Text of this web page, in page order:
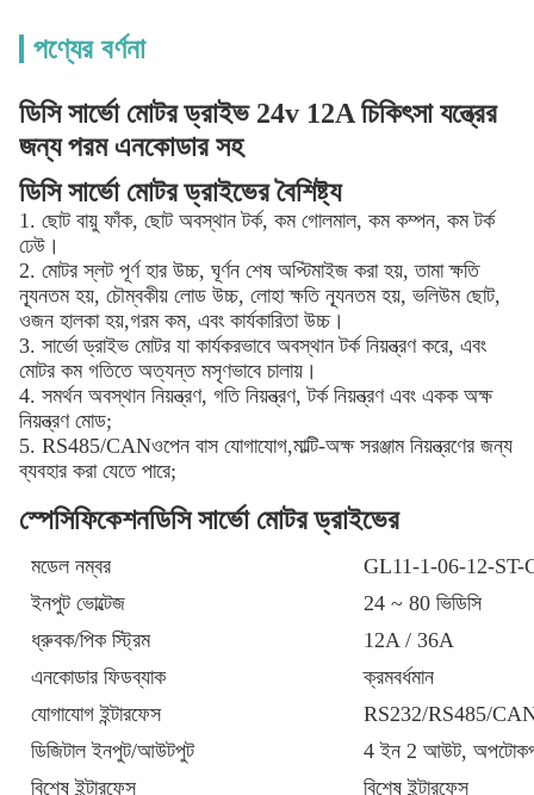
পণ্যের বর্ণনা
ডিসি সার্ভো মোটর ড্রাইভ 24v 12A চিকিৎসা যন্ত্রের
জন্য পরম এনকোডার সহ
ডিসি সার্ভো মোটর ড্রাইভের বৈশিষ্ট্য
1. ছোট বায়ু ফাঁক, ছোট অবস্থান টর্ক, কম গোলমাল, কম কম্পন, কম টর্ক
ঢেউ।
2. মোটর স্লট পূর্ণ হার উচ্চ, ঘূর্ণন শেষ অপ্টিমাইজ করা হয়, তামা ক্ষতি
ন্যূনতম হয়, চৌম্বকীয় লোড উচ্চ, লোহা ক্ষতি ন্যূনতম হয়, ভলিউম ছোট,
ওজন হালকা হয়,গরম কম, এবং কার্যকারিতা উচ্চ।
3. সার্ভো ড্রাইভ মোটর যা কার্যকরভাবে অবস্থান টর্ক নিয়ন্ত্রণ করে, এবং
মোটর কম গতিতে অত্যন্ত মসৃণভাবে চালায়।
4. সমর্থন অবস্থান নিয়ন্ত্রণ, গতি নিয়ন্ত্রণ, টর্ক নিয়ন্ত্রণ এবং একক অক্ষ
নিয়ন্ত্রণ মোড;
5. RS485/CANওপেন বাস যোগাযোগ,মাল্টি-অক্ষ সরঞ্জাম নিয়ন্ত্রণের জন্য
ব্যবহার করা যেতে পারে;
স্পেসিফিকেশনডিসি সার্ভো মোটর ড্রাইভের
মডেল নম্বর
GL11-1-06-12-ST-
ইনপুট ভোল্টেজ
24 ~ 80 ভিডিসি
ধ্রুবক/পিক স্ট্রিম
12A / 36A
এনকোডার ফিডব্যাক
ক্রমবর্ধমান
যোগাযোগ ইন্টারফেস
RS232/RS485/
ডিজিটাল ইনপুট/আউটপুট
4 ইন 2 আউট,
বিশেষ ইন্টারফেস
বিশেষ ইন্টারফেস